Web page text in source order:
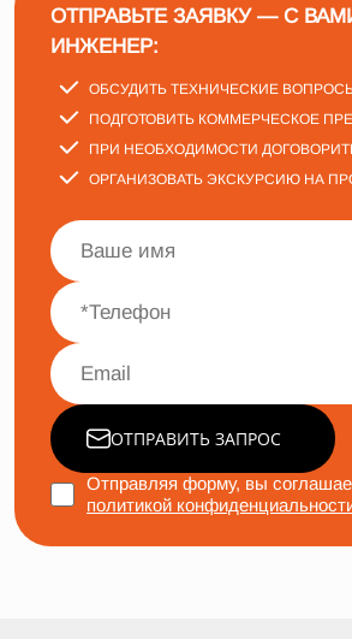
ОТПРАВЬТЕ ЗАЯВКУ — С
ИНЖЕНЕР:
ОБСУДИТЬ ТЕХНИЧЕСКИЕ
ПОДГОТОВИТЬ КОММЕРЧЕСКОЕ
ПРИ НЕОБХОДИМОСТИ
ОРГАНИЗОВАТЬ ЭКСКУРСИЮ НА
ОТПРАВИТЬ ЗАПРОС
Отправляя форму, вы
политикой